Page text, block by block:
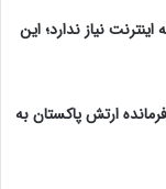
نیاز ندارد؛ این
ارتش پاکستان به